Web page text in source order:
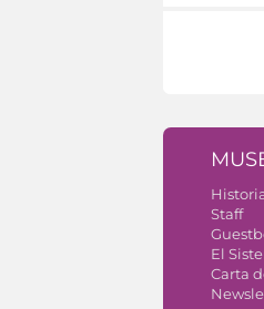
Staff
El
Carta